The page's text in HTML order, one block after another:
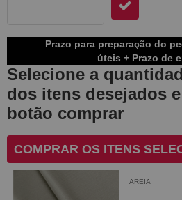
Prazo para preparação do
úteis + Prazo de
Selecione a
dos itens desejados
botão comprar
COMPRAR OS ITENS
AREIA